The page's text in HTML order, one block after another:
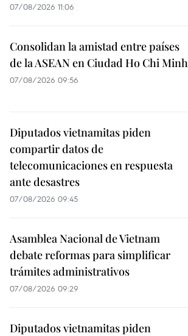
07/08/2026 11:06
Consolidan la amistad entre países
de la ASEAN en Ciudad Ho Chi Minh
07/08/2026 09:56
Diputados vietnamitas piden
compartir datos de
telecomunicaciones en respuesta
ante desastres
07/08/2026 09:45
Asamblea Nacional de Vietnam
debate reformas para simplificar
trámites administrativos
07/08/2026 09:29
Diputados vietnamitas piden